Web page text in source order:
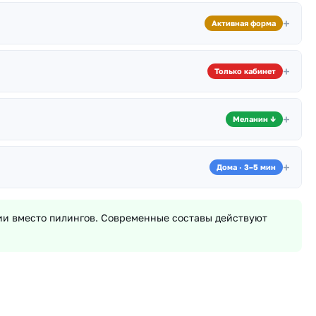
Активная форма +
Только кабинет +
Меланин ↓ +
Дома · 3–5 мин +
вместо пилингов. Современные составы действуют